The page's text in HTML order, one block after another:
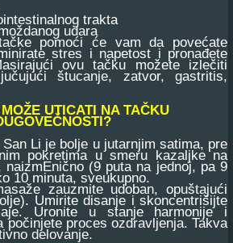
trakta
udara
pomoći će vam da povećate
stres i napetost i pronađete
ovu tačku možete izlečiti
štucanje, zatvor, gastritis,
UTICATI NA TAČKU
Li je bolje u jutarnjim satima, pre
pokretima u smeru kazaljke na
(9 puta na jednoj, pa 9
10 minuta, sveukupno.
zauzmite udoban, opuštajući
Umirite disanje i skoncentrišijte
Uronite u stanje harmonije i
počinjete proces ozdravljenja. Takva
delovanje.